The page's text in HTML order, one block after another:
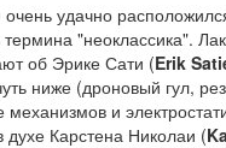
очень удачно
"неоклассика".
об Эрике Сати (Erik
ниже (дроновый гул,
и
духе Карстена Николаи (